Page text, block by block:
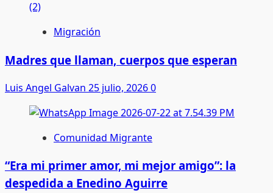
Migración
Madres que llaman, cuerpos que esperan
Luis Angel Galvan 25 julio, 20260
Comunidad Migrante
“Era mi primer amor, mi mejor amigo”: la
despedida a Enedino Aguirre